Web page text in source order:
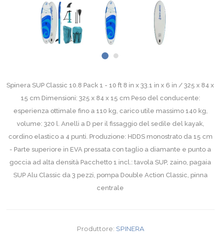
Spinera SUP Classic 10.8 Pack 1 - 10 ft 8 in x 33.1 in x 6 in / 325 x 84 x
15 cm Dimensioni: 325 x 84 x 15 cm Peso del conducente:
esperienza ottimale fino a 110 kg, carico utile massimo 140 kg,
volume: 320 l. Anelli a D per il fissaggio del sedile del kayak,
cordino elastico a 4 punti. Produzione: HDDS monostrato da 15 cm
- Parte superiore in EVA pressata con taglio a diamante e punto a
goccia ad alta densità Pacchetto 1 incl.: tavola SUP, zaino, pagaia
SUP Alu Classic da 3 pezzi, pompa Double Action Classic, pinna
centrale
Produttore: SPINERA